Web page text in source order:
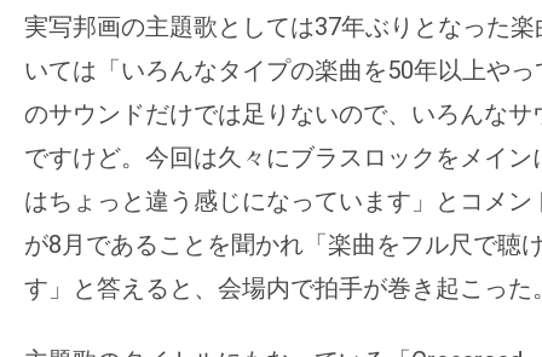
実写邦画の主題歌としては37年ぶりとなった
いては「いろんなタイプの楽曲を50年以上や
のサウンドだけでは足りないので、いろんな
ですけど。今回は久々にブラスロックをメイ
はちょっと違う感じになっています」とコメン
が8月であることを聞かれ「楽曲をフル尺で聴
す」と答えると、会場内で拍手が巻き起こった